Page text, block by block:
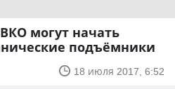
могут начать
подъёмники
18 июля 2017, 6:52